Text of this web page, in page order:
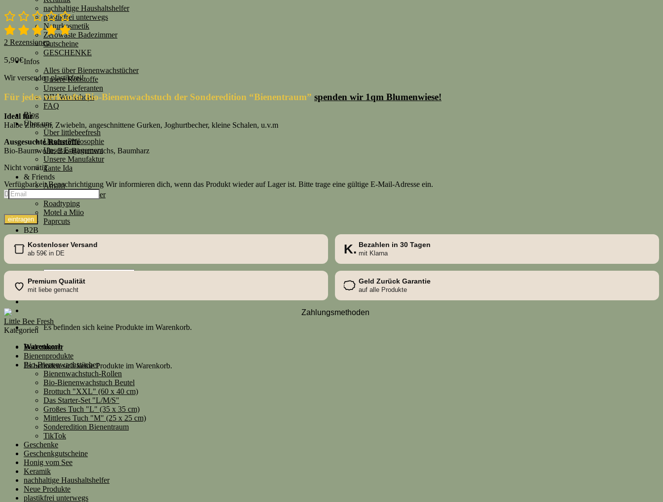
nachhaltige Haushaltshelfer
plastikfrei unterwegs
Naturkosmetik
Zerowaste Badezimmer
Gutscheine
GESCHENKE
Infos
Alles über Bienenwachstücher
Unsere Rohstoffe
Unsere Lieferanten
DIY Workshops
FAQ
Blog
Über uns
Über littlebeefresh
Unsere Philosophie
Unser Engagement
Unsere Manufaktur
Tante Ida
& Friends
Amalfi
Stefanie Steinmayer
Roadtyping
Motel a Miio
Paprcuts
B2B
Bienenwachstücher individualisieren
Werbemittel
Suche
nach:
Es befinden sich keine Produkte im Warenkorb.
Warenkorb
Es befinden sich keine Produkte im Warenkorb.
2 Rezensionen
5,90€
Wir versenden plastikfrei!
Für jedes verkaufte Bio-Bienenwachstuch der Sonderedition “Bienentraum” spenden wir 1qm Blumenwiese!
Ideal für
Halbe Zitronen, Zwiebeln, angeschnittene Gurken, Joghurtbecher, kleine Schalen, u.v.m
Ausgesuchte Rohstoffe
Bio-Baumwolle, Bio-Bienenwachs, Baumharz
Nicht vorrätig
Verfügbarkeit Benachrichtigung Wir informieren dich, wenn das Produkt wieder auf Lager ist. Bitte trage eine gültige E-Mail-Adresse ein.
eintragen
Kostenloser Versand
ab 59€ in DE K. Bezahlen in 30 Tagen
mit Klarna
Premium Qualität
mit liebe gemacht
Geld Zurück Garantie
auf alle Produkte
Little Bee Fresh
Kategorien
Badezimmer
Bienenprodukte
Bio-Bienenwachstücher
Bienenwachstuch-Rollen
Bio-Bienenwachstuch Beutel
Brottuch "XXL" (60 x 40 cm)
Das Starter-Set "L/M/S"
Großes Tuch "L" (35 x 35 cm)
Mittleres Tuch "M" (25 x 25 cm)
Sonderedition Bienentraum
TikTok
Geschenke
Geschenkgutscheine
Honig vom See
Keramik
nachhaltige Haushaltshelfer
Neue Produkte
plastikfrei unterwegs